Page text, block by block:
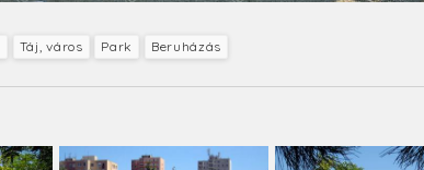
Táj, város Park Beruházás